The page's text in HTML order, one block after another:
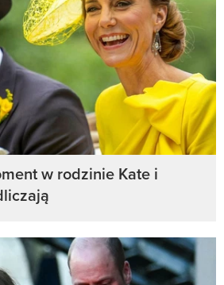
w rodzinie Kate i